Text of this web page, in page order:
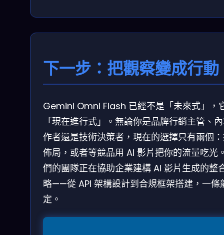
下一步：把觀察變成行動
Gemini Omni Flash 已經不是「未來式」，
「現在進行式」。無論你是品牌行銷主管、
作者還是技術決策者，現在的選擇只有兩個
佈局，或者等競品用 AI 影片把你的流量吃光
們的團隊正在協助企業建構 AI 影片生成的整
略——從 API 架構設計到合規框架搭建，一條
定。